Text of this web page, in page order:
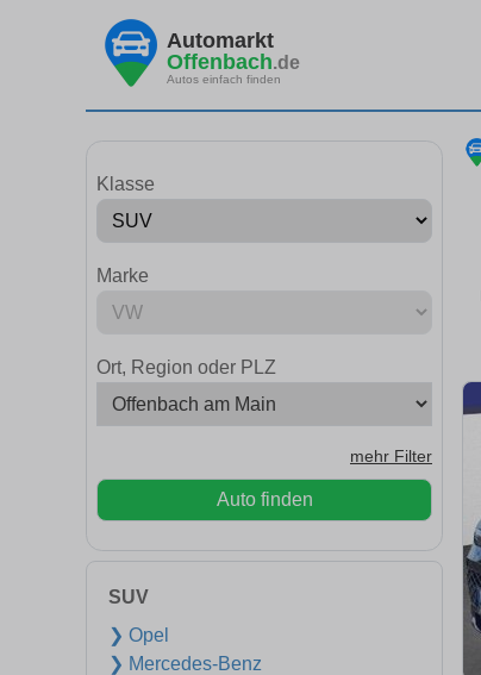
Automarkt
Offenbach.de
Autos einfach finden
Klasse
Marke
Ort, Region oder PLZ
mehr Filter
Auto finden
SUV
❯ Opel
❯ Mercedes-Benz